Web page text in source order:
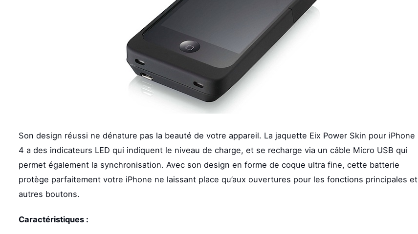
Son design réussi ne dénature pas la beauté de votre appareil. La jaquette Eix Power Skin pour iPhone
4 a des indicateurs LED qui indiquent le niveau de charge, et se recharge via un câble Micro USB qui
permet également la synchronisation. Avec son design en forme de coque ultra fine, cette batterie
protège parfaitement votre iPhone ne laissant place qu’aux ouvertures pour les fonctions principales et
autres boutons.
Caractéristiques :